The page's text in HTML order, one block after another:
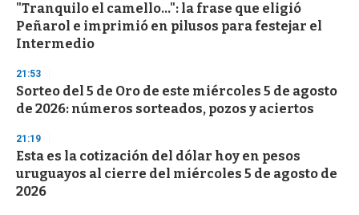
"Tranquilo el camello...": la frase que eligió
Peñarol e imprimió en pilusos para festejar el
Intermedio
21:53
Sorteo del 5 de Oro de este miércoles 5 de agosto
de 2026: números sorteados, pozos y aciertos
21:19
Esta es la cotización del dólar hoy en pesos
uruguayos al cierre del miércoles 5 de agosto de
2026